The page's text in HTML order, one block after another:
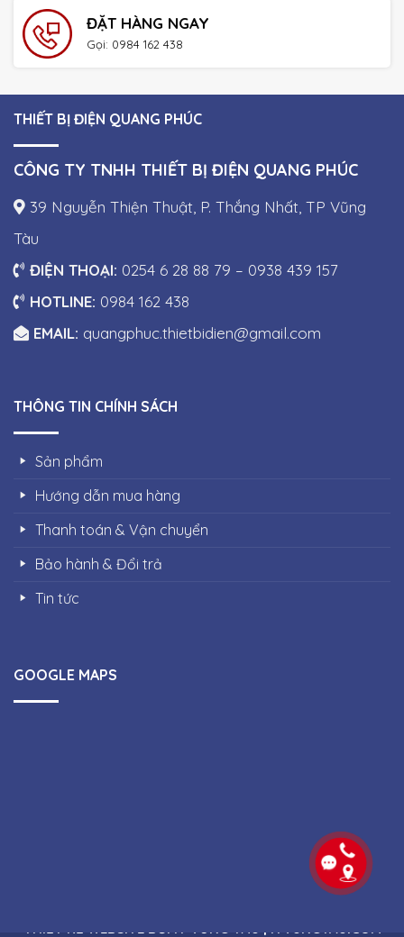
ĐẶT HÀNG NGAY
Gọi: 0984 162 438
THIẾT BỊ ĐIỆN QUANG PHÚC
CÔNG TY TNHH THIẾT BỊ ĐIỆN QUANG PHÚC
39 Nguyễn Thiện Thuật, P. Thắng Nhất, TP Vũng
Tàu
ĐIỆN THOẠI: 0254 6 28 88 79 – 0938 439 157
HOTLINE: 0984 162 438
EMAIL: quangphuc.thietbidien@gmail.com
THÔNG TIN CHÍNH SÁCH
Sản phẩm
Hướng dẫn mua hàng
Thanh toán & Vận chuyển
Bảo hành & Đổi trả
Tin tức
GOOGLE MAPS
THIẾT KẾ WEBSITE BỞI IT VŨNG TÀU | ITVUNGTAU.COM